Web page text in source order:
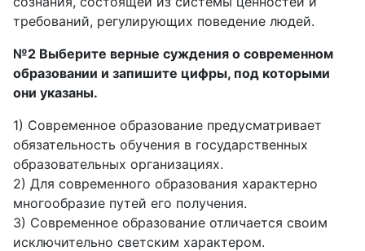
требований, регулирующих поведение людей.
№2 Выберите верные суждения о современном
образовании и запишите цифры, под которыми
они указаны.
1) Современное образование предусматривает
обязательность обучения в государственных
образовательных организациях.
2) Для современного образования характерно
многообразие путей его получения.
3) Современное образование отличается своим
исключительно светским характером.